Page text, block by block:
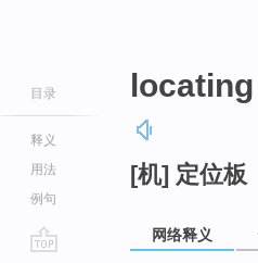
目录
释义
用法
例句
[机] 定位板
网络释义